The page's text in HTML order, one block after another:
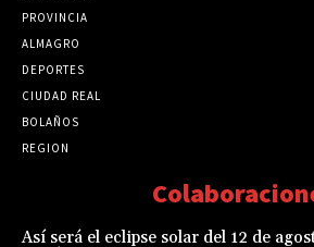
PROVINCIA
ALMAGRO
DEPORTES
CIUDAD REAL
BOLAÑOS
REGION
Así será el eclipse solar del 12 de